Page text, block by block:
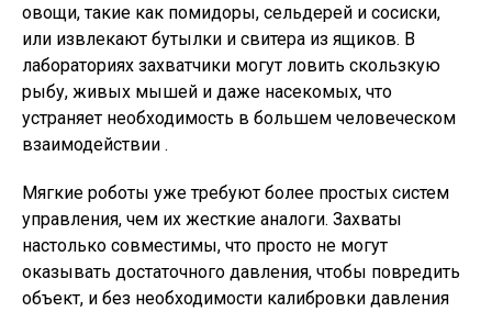
овощи, такие как помидоры, сельдерей и сосиски,
или извлекают бутылки и свитера из ящиков. В
лабораториях захватчики могут ловить скользкую
рыбу, живых мышей и даже насекомых, что
устраняет необходимость в большем человеческом
взаимодействии .
Мягкие роботы уже требуют более простых систем
управления, чем их жесткие аналоги. Захваты
настолько совместимы, что просто не могут
оказывать достаточного давления, чтобы повредить
объект, и без необходимости калибровки давления